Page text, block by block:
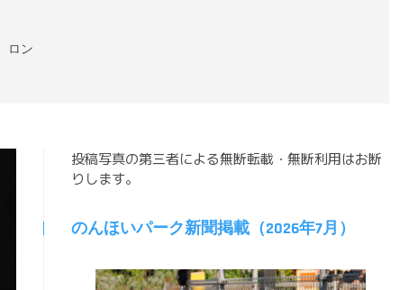
ロン
投稿写真の第三者による無断転載・無断利用はお断
りします。
のんほいパーク新聞掲載（2026年7月）